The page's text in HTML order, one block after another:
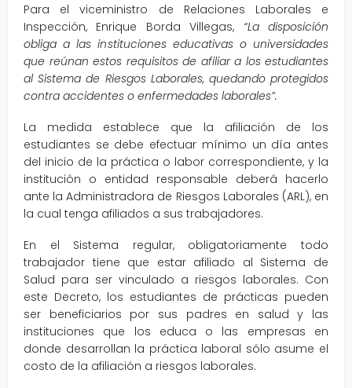
Para el viceministro de Relaciones Laborales e
Inspección, Enrique Borda Villegas, “La disposición
obliga a las instituciones educativas o universidades
que reúnan estos requisitos de afiliar a los estudiantes
al Sistema de Riesgos Laborales, quedando protegidos
contra accidentes o enfermedades laborales”.
La medida establece que la afiliación de los
estudiantes se debe efectuar mínimo un día antes
del inicio de la práctica o labor correspondiente, y la
institución o entidad responsable deberá hacerlo
ante la Administradora de Riesgos Laborales (ARL), en
la cual tenga afiliados a sus trabajadores.
En el Sistema regular, obligatoriamente todo
trabajador tiene que estar afiliado al Sistema de
Salud para ser vinculado a riesgos laborales. Con
este Decreto, los estudiantes de prácticas pueden
ser beneficiarios por sus padres en salud y las
instituciones que los educa o las empresas en
donde desarrollan la práctica laboral sólo asume el
costo de la afiliación a riesgos laborales.